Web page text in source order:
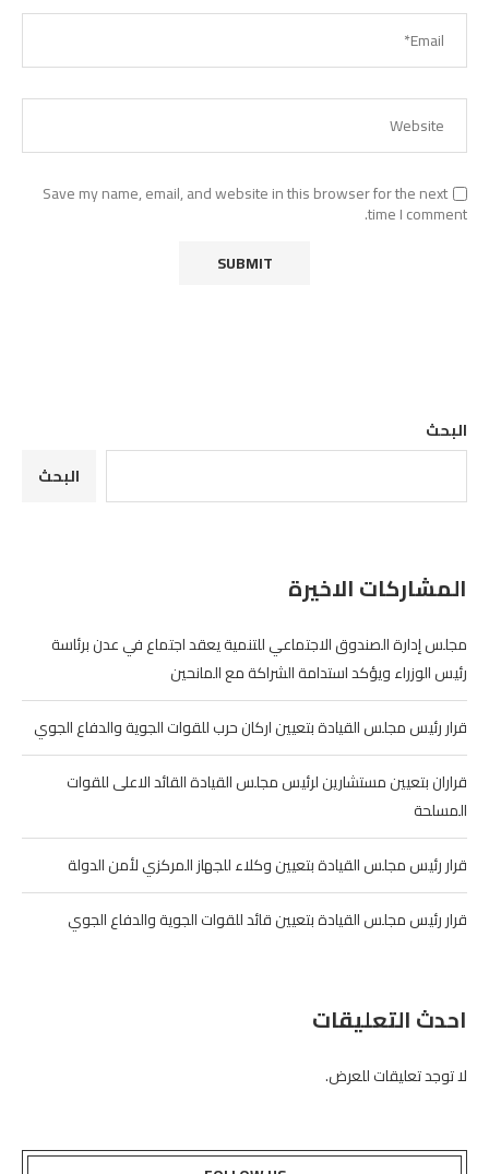
Save my name, email, and website in this browser for the next
time I comment.
البحث
البحث
المشاركات الاخيرة
مجلس إدارة الصندوق الاجتماعي للتنمية يعقد اجتماع في عدن برئاسة
رئيس الوزراء ويؤكد استدامة الشراكة مع المانحين
قرار رئيس مجلس القيادة بتعيين اركان حرب للقوات الجوية والدفاع الجوي
قراران بتعيين مستشارين لرئيس مجلس القيادة القائد الاعلى للقوات
المسلحة
قرار رئيس مجلس القيادة بتعيين وكلاء للجهاز المركزي لأمن الدولة
قرار رئيس مجلس القيادة بتعيين قائد للقوات الجوية والدفاع الجوي
احدث التعليقات
لا توجد تعليقات للعرض.